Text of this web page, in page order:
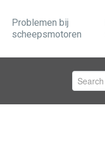
Problemen bij
scheepsmotoren